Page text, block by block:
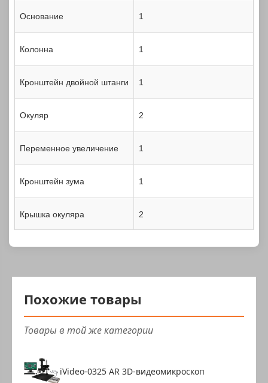
Основание 1
Колонна 1
Кронштейн двойной штанги 1
Окуляр 2
Переменное увеличение 1
Кронштейн зума 1
Крышка окуляра 2
Похожие товары
Товары в той же категории
iVideo-0325 AR 3D-видеомикроскоп